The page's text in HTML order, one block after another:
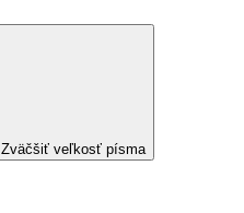
Zväčšiť veľkosť písma